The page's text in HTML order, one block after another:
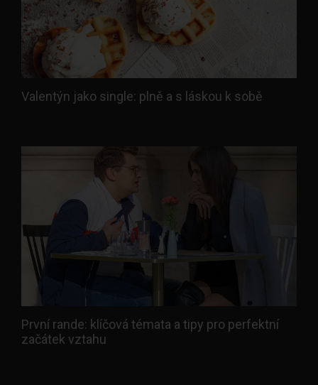
Valentýn jako single: plně a s láskou k sobě
První rande: klíčová témata a tipy pro perfektní
začátek vztahu